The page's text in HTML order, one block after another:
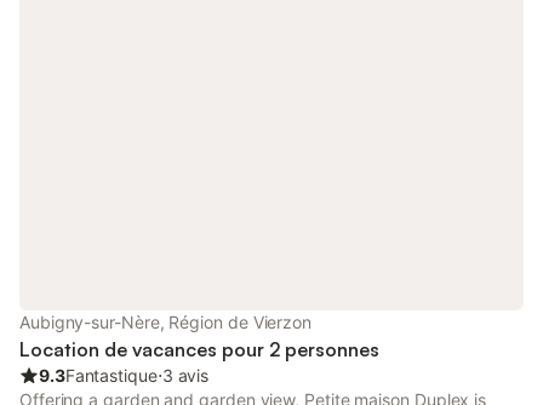
Aubigny-sur-Nère, Région de Vierzon
Location de vacances pour 2 personnes
9.3Fantastique⋅3 avis
Offering a garden and garden view, Petite maison Duplex is